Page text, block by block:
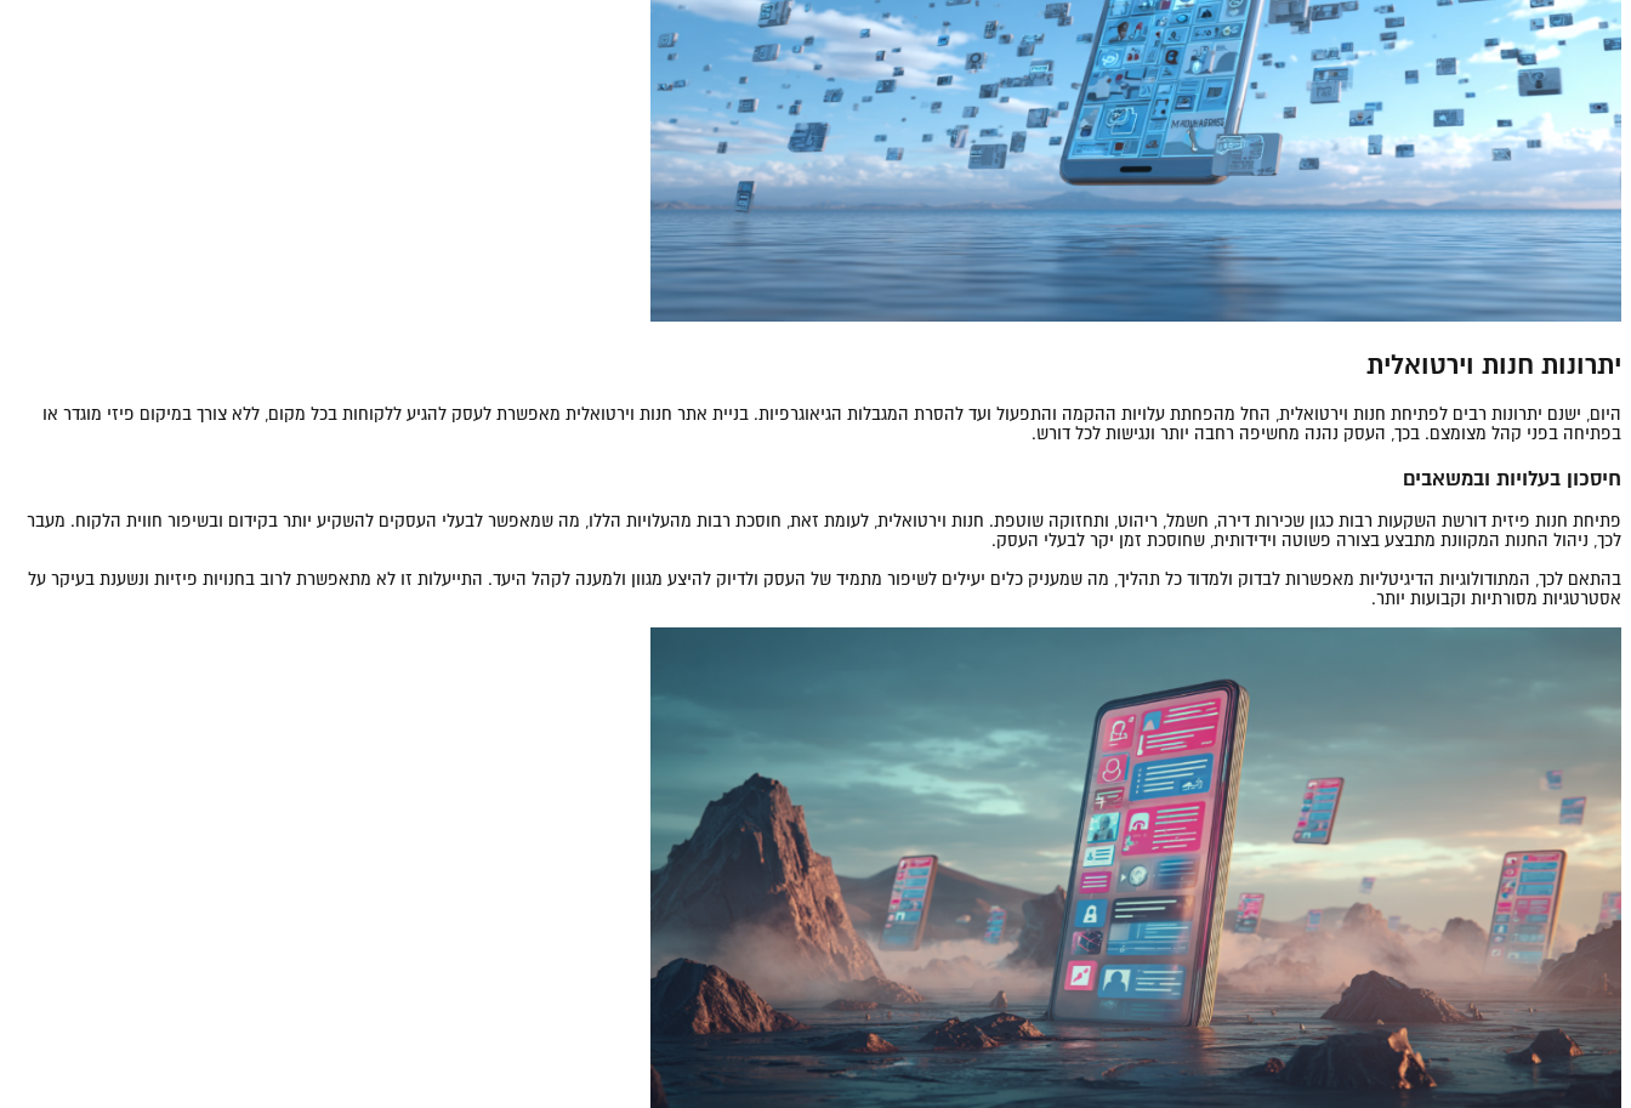
יתרונות חנות וירטואלית
היום, ישנם יתרונות רבים לפתיחת חנות וירטואלית, החל מהפחתת עלויות ההקמה והתפעול ועד להסרת המגבלות הגיאוגרפיות. בניית אתר חנות וירטואלית מאפשרת לעסק להגיע ללקוחות בכל מקום, ללא צורך במיקום פיזי מוגדר או
בפתיחה בפני קהל מצומצם. בכך, העסק נהנה מחשיפה רחבה יותר ונגישות לכל דורש.
חיסכון בעלויות ובמשאבים
פתיחת חנות פיזית דורשת השקעות רבות כגון שכירות דירה, חשמל, ריהוט, ותחזוקה שוטפת. חנות וירטואלית, לעומת זאת, חוסכת רבות מהעלויות הללו, מה שמאפשר לבעלי העסקים להשקיע יותר בקידום ובשיפור חווית הלקוח. מעבר
לכך, ניהול החנות המקוונת מתבצע בצורה פשוטה וידידותית, שחוסכת זמן יקר לבעלי העסק.
בהתאם לכך, המתודולוגיות הדיגיטליות מאפשרות לבדוק ולמדוד כל תהליך, מה שמעניק כלים יעילים לשיפור מתמיד של העסק ולדיוק להיצע מגוון ולמענה לקהל היעד. התייעלות זו לא מתאפשרת לרוב בחנויות פיזיות ונשענת בעיקר על
אסטרטגיות מסורתיות וקבועות יותר.